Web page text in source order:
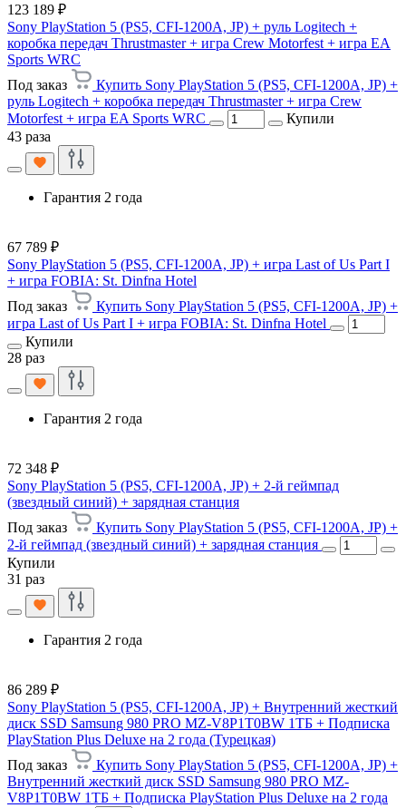
123 189 ₽
Sony PlayStation 5 (PS5, CFI-1200A, JP) + руль Logitech +
коробка передач Thrustmaster + игра Crew Motorfest + игра EA
Sports WRC
Под заказ
Купить Sony PlayStation 5 (PS5, CFI-1200A, JP) +
руль Logitech + коробка передач Thrustmaster + игра Crew
Motorfest + игра EA Sports WRC
Купили
43 раза
Гарантия 2 года
67 789 ₽
Sony PlayStation 5 (PS5, CFI-1200A, JP) + игра Last of Us Part I
+ игра FOBIA: St. Dinfna Hotel
Под заказ
Купить Sony PlayStation 5 (PS5, CFI-1200A, JP) +
игра Last of Us Part I + игра FOBIA: St. Dinfna Hotel
Купили
28 раз
Гарантия 2 года
72 348 ₽
Sony PlayStation 5 (PS5, CFI-1200A, JP) + 2-й геймпад
(звездный синий) + зарядная станция
Под заказ
Купить Sony PlayStation 5 (PS5, CFI-1200A, JP) +
2-й геймпад (звездный синий) + зарядная станция
Купили
31 раз
Гарантия 2 года
86 289 ₽
Sony PlayStation 5 (PS5, CFI-1200A, JP) + Внутренний жесткий
диск SSD Samsung 980 PRO MZ-V8P1T0BW 1ТБ + Подписка
PlayStation Plus Deluxe на 2 года (Турецкая)
Под заказ
Купить Sony PlayStation 5 (PS5, CFI-1200A, JP) +
Внутренний жесткий диск SSD Samsung 980 PRO MZ-
V8P1T0BW 1ТБ + Подписка PlayStation Plus Deluxe на 2 года